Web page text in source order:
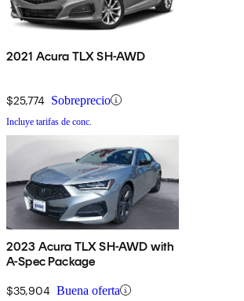
2021 Acura TLX SH-AWD
$25,774 Sobreprecio
Incluye tarifas de conc.
2023 Acura TLX SH-AWD with
A-Spec Package
$35,904 Buena oferta